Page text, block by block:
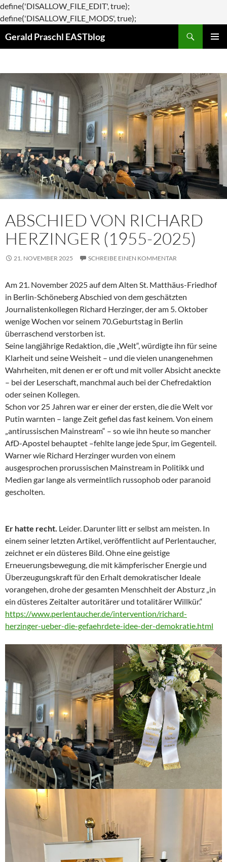
define('DISALLOW_FILE_EDIT', true);
define('DISALLOW_FILE_MODS', true);
Gerald Praschl EASTblog
ABSCHIED VON RICHARD
HERZINGER (1955-2025)
21. NOVEMBER 2025 SCHREIBE EINEN KOMMENTAR
Am 21. November 2025 auf dem Alten St. Matthäus-Friedhof
in Berlin-Schöneberg Abschied von dem geschätzten
Journalistenkollegen Richard Herzinger, der am 5. Oktober
wenige Wochen vor seinem 70.Geburtstag in Berlin
überraschend verstorben ist.
Seine langjährige Redaktion, die „Welt“, würdigte ihn für seine
Klarheit und seine Weisheit – und die vielen unangenehmen
Wahrheiten, mit denen er er oft und mit voller Absicht aneckte
– bei der Leserschaft, manchmal auch bei der Chefredaktion
oder seinen Kollegen.
Schon vor 25 Jahren war er einer der ersten, die die Welt vor
Putin warnten – lange Zeit gefiel das fast keinem. Von einem
„antirussischen Mainstream“ – so wie ihn heute so mancher
AfD-Apostel behauptet –fehlte lange jede Spur, im Gegenteil.
Warner wie Richard Herzinger wurden von einem
ausgesprochen prorussischen Mainstream in Politikk und
Medien gar lange als vermeintlich russophob oder paranoid
gescholten.
Er hatte recht. Leider. Darunter litt er selbst am meisten. In
einem seiner letzten Artikel, veröffentlicht auf Perlentaucher,
zeichnet er ein düsteres Bild. Ohne eine geistige
Erneuerungsbewegung, die mit kämpferischer Energie und
Überzeugungskraft für den Erhalt demokratischer Ideale
vorangehen, drohe der gesamten Menschheit der Absturz „in
ein düsteres Zeitalter autoritärer und totalitärer Willkür.“
https://www.perlentaucher.de/intervention/richard-
herzinger-ueber-die-gefaehrdete-idee-der-demokratie.html